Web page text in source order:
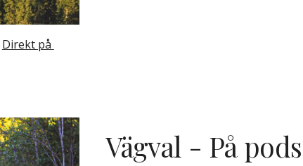
Direkt på
Vägval - På